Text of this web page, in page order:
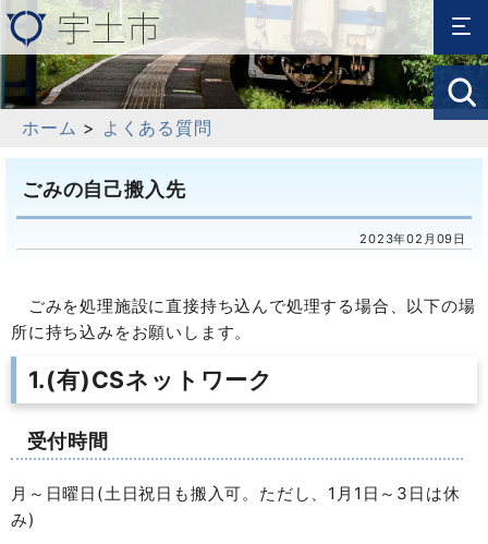
ホーム > よくある質問
ごみの自己搬入先
2023年02月09日
ごみを処理施設に直接持ち込んで処理する場合、以下の場
所に持ち込みをお願いします。
1.(有)CSネットワーク
受付時間
月～日曜日(土日祝日も搬入可。ただし、1月1日～3日は休
み)